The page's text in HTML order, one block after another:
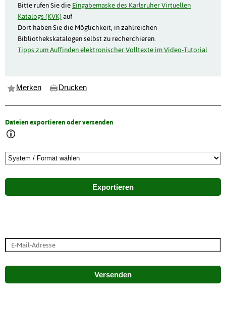
Bitte rufen Sie die Eingabemaske des Karlsruher Virtuellen
Katalogs (KVK)auf
Dort haben Sie die Möglichkeit, in zahlreichen
Bibliothekskatalogen selbst zu recherchieren.
Tipps zum Auffinden elektronischer Volltexte im Video-Tutorial
Merken Drucken
Dateien exportieren oder versenden
Exportieren
Versenden